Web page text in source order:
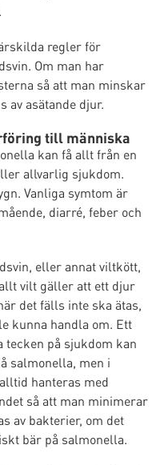
regler för
Om man har
så att man minskar
av asätande djur.
till människa
kan få allt från en
allvarlig sjukdom.
Vanliga symtom är
diarré, feber och
eller annat viltkött,
vilt gäller att ett djur
det fälls inte ska ätas,
kunna handla om. Ett
tecken på sjukdom kan
salmonella, men i
hanteras med
så att man minimerar
av bakterier, om det
bär på salmonella.